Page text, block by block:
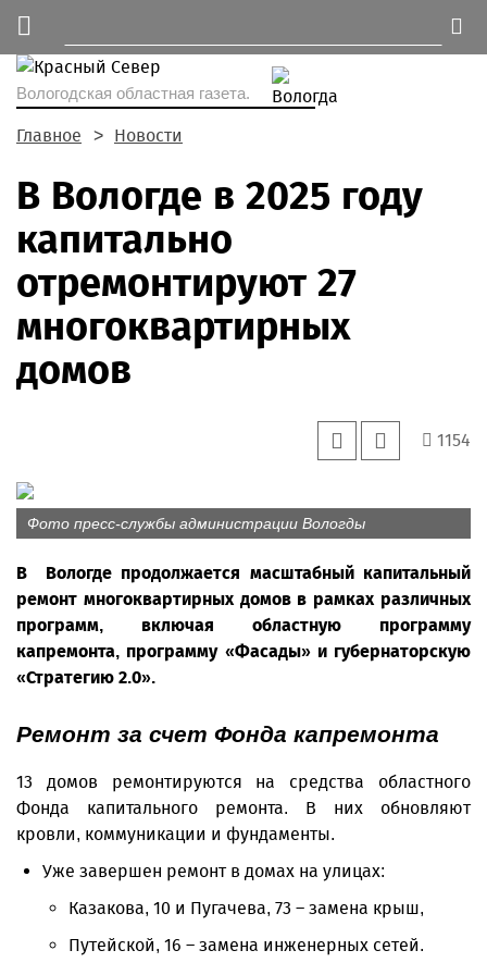
Вологодская областная газета.
Главное Новости
В Вологде в 2025 году
капитально
отремонтируют 27
многоквартирных
домов
1154
Фото пресс-службы администрации Вологды
В Вологде продолжается масштабный капитальный
ремонт многоквартирных домов в рамках различных
программ, включая областную программу
капремонта, программу «Фасады» и губернаторскую
«Стратегию 2.0».
Ремонт за счет Фонда капремонта
13 домов ремонтируются на средства областного
Фонда капитального ремонта. В них обновляют
кровли, коммуникации и фундаменты.
Уже завершен ремонт в домах на улицах:
Казакова, 10 и Пугачева, 73 – замена крыш,
Путейской, 16 – замена инженерных сетей.